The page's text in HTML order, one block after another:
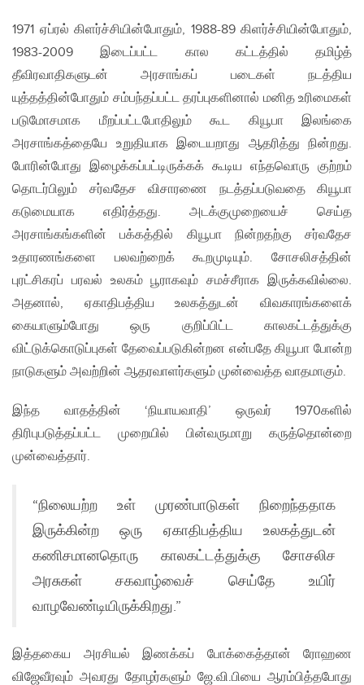
1971 ஏப்ரல் கிளர்ச்சியின்போதும், 1988-89 கிளர்ச்சியின்போதும்,
1983-2009 இடைப்பட்ட கால கட்டத்தில் தமிழ்த்
தீவிரவாதிகளுடன் அரசாங்கப் படைகள் நடத்திய
யுத்தத்தின்போதும் சம்பந்தப்பட்ட தரப்புகளினால் மனித உரிமைகள்
படுமோசமாக மீறப்பட்டபோதிலும் கூட கியூபா இலங்கை
அரசாங்கத்தையே உறுதியாக இடையறாது ஆதரித்து நின்றது.
போரின்போது இழைக்கப்பட்டிருக்கக் கூடிய எந்தவொரு குற்றம்
தொடர்பிலும் சர்வதேச விசாரணை நடத்தப்படுவதை கியூபா
கடுமையாக எதிர்த்தது. அடக்குமுறையைச் செய்த
அரசாங்கங்களின் பக்கத்தில் கியூபா நின்றதற்கு சர்வதேச
உதாரணங்களை பலவற்றைக் கூறமுடியும். சோசலிசத்தின்
புரட்சிகரப் பரவல் உலகம் பூராகவும் சமச்சீராக இருக்கவில்லை.
அதனால், ஏகாதிபத்திய உலகத்துடன் விவகாரங்களைக்
கையாளும்போது ஒரு குறிப்பிட்ட காலகட்டத்துக்கு
விட்டுக்கொடுப்புகள் தேவைப்படுகின்றன என்பதே கியூபா போன்ற
நாடுகளும் அவற்றின் ஆதரவாளர்களும் முன்வைத்த வாதமாகும்.
இந்த வாதத்தின் ‘நியாயவாதி’ ஒருவர் 1970களில்
திரிபுபடுத்தப்பட்ட முறையில் பின்வருமாறு கருத்தொன்றை
முன்வைத்தார்.
“நிலையற்ற உள் முரண்பாடுகள் நிறைந்ததாக
இருக்கின்ற ஒரு ஏகாதிபத்திய உலகத்துடன்
கணிசமானதொரு காலகட்டத்துக்கு சோசலிச
அரசுகள் சகவாழ்வைச் செய்தே உயிர்
வாழவேண்டியிருக்கிறது.”
இத்தகைய அரசியல் இணக்கப் போக்கைத்தான் ரோஹண
விஜேவீரவும் அவரது தோழர்களும் ஜே.வி.பியை ஆரம்பித்தபோது